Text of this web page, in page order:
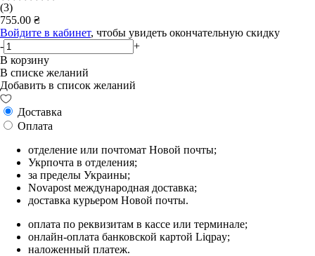
(3)
755.00 ₴
Войдите в кабинет, чтобы увидеть окончательную скидку
-
+
В корзину
В списке желаний
Добавить в список желаний
Доставка
Оплата
отделение или почтомат Новой почты;
Укрпочта в отделения;
за пределы Украины;
Novapost международная доставка;
доставка курьером Новой почты.
оплата по реквизитам в кассе или терминале;
онлайн-оплата банковской картой Liqpay;
наложенный платеж.